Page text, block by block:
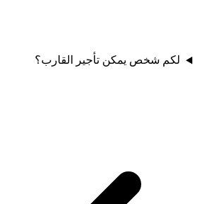
لكم شخص يمكن تأجير القارب؟